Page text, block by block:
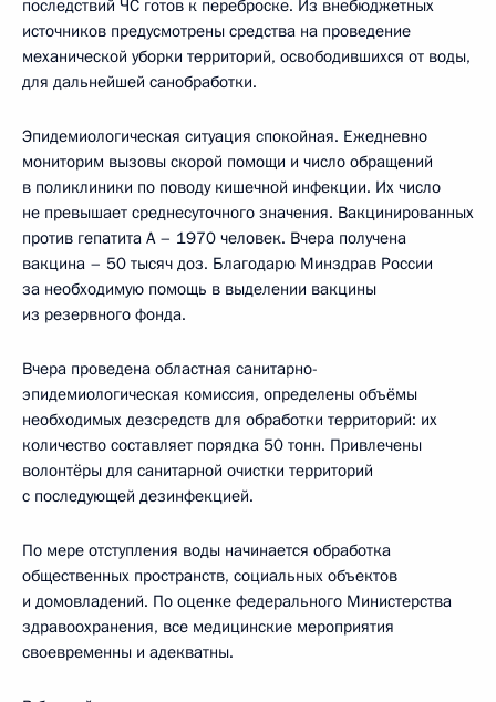
последствий ЧС готов к переброске. Из внебюджетных
источников предусмотрены средства на проведение
механической уборки территорий, освободившихся от воды,
для дальнейшей санобработки.
Эпидемиологическая ситуация спокойная. Ежедневно
мониторим вызовы скорой помощи и число обращений
в поликлиники по поводу кишечной инфекции. Их число
не превышает среднесуточного значения. Вакцинированных
против гепатита А – 1970 человек. Вчера получена
вакцина – 50 тысяч доз. Благодарю Минздрав России
за необходимую помощь в выделении вакцины
из резервного фонда.
Вчера проведена областная санитарно-
эпидемиологическая комиссия, определены объёмы
необходимых дезсредств для обработки территорий: их
количество составляет порядка 50 тонн. Привлечены
волонтёры для санитарной очистки территорий
с последующей дезинфекцией.
По мере отступления воды начинается обработка
общественных пространств, социальных объектов
и домовладений. По оценке федерального Министерства
здравоохранения, все медицинские мероприятия
своевременны и адекватны.